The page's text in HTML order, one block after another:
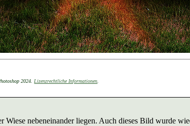
2024.Lizenzrechtliche Informationen.
Wiese nebeneinander liegen. Auch dieses Bild wurde